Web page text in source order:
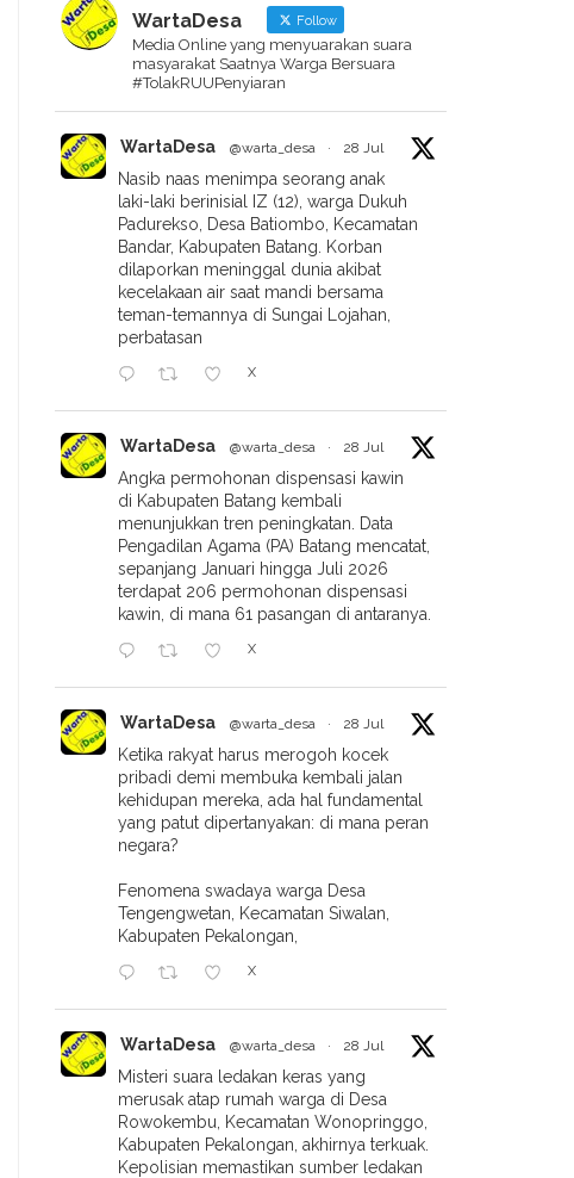
Proyek Penataan Taman
Mandurorejo Pekalongan
Diduga Asal-Asalan Tak
Gunakan Pondasi Dan Minim
Proyek Irigasi PT Nindya Karya
Disorot: 7 Hari Kerja Papan
Proyek Belum Terpasang,
Material Dinilai Buruk
WartaDesa Follow
Media Online yang menyuarakan suara
masyarakat Saatnya Warga Bersuara
#TolakRUUPenyiaran
WartaDesa @warta_desa · 28 Jul
Nasib naas menimpa seorang anak
laki-laki berinisial IZ (12), warga Dukuh
Padurekso, Desa Batiombo, Kecamatan
Bandar, Kabupaten Batang. Korban
dilaporkan meninggal dunia akibat
kecelakaan air saat mandi bersama
teman-temannya di Sungai Lojahan,
perbatasan
X
WartaDesa @warta_desa · 28 Jul
Angka permohonan dispensasi kawin
di Kabupaten Batang kembali
menunjukkan tren peningkatan. Data
Pengadilan Agama (PA) Batang mencatat,
sepanjang Januari hingga Juli 2026
terdapat 206 permohonan dispensasi
kawin, di mana 61 pasangan di antaranya.
X
WartaDesa @warta_desa · 28 Jul
Ketika rakyat harus merogoh kocek
pribadi demi membuka kembali jalan
kehidupan mereka, ada hal fundamental
yang patut dipertanyakan: di mana peran
negara?
Fenomena swadaya warga Desa
Tengengwetan, Kecamatan Siwalan,
Kabupaten Pekalongan,
X
WartaDesa @warta_desa · 28 Jul
Misteri suara ledakan keras yang
merusak atap rumah warga di Desa
Rowokembu, Kecamatan Wonopringgo,
Kabupaten Pekalongan, akhirnya terkuak.
Kepolisian memastikan sumber ledakan